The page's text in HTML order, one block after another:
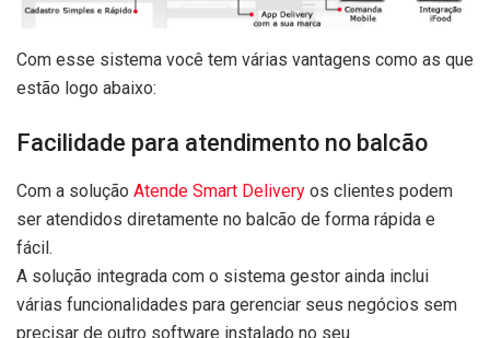
Com esse sistema você tem várias vantagens como as que
estão logo abaixo:
Facilidade para atendimento no balcão
Com a solução Atende Smart Delivery os clientes podem
ser atendidos diretamente no balcão de forma rápida e
fácil.
A solução integrada com o sistema gestor ainda inclui
várias funcionalidades para gerenciar seus negócios sem
precisar de outro software instalado no seu